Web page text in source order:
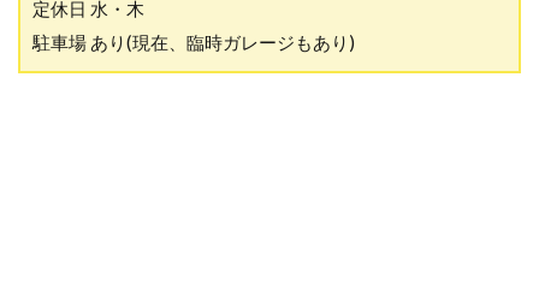
定休日 水・木
駐車場 あり(現在、臨時ガレージもあり)